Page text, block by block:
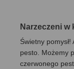
Narzeczeni w
Świetny
pesto. Możemy
czerwonego